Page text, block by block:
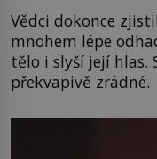
Vědci dokonce
mnohem lépe
tělo i slyší její hlas.
překvapivě zrádné.